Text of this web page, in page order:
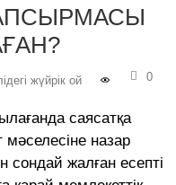
жүйрік ой 0
саясатқа
мәселесіне назар
сондай жaлған есепті